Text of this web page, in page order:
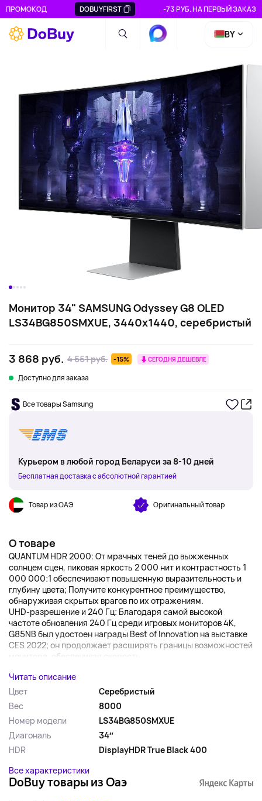
ПРОМОКОД DOBUYFIRST -73 РУБ. НА ПЕРВЫЙ ЗАКАЗ
BY
Монитор 34" SAMSUNG Odyssey G8 OLED
LS34BG850SMXUE, 3440x1440, cеребристый
3 868 руб. 4 551 руб. -15% СЕГОДНЯ ДЕШЕВЛЕ
Доступно для заказа
Все товары Samsung
Курьером в любой город Беларуси за 8-10 дней
Бесплатная доставка с абсолютной гарантией
Товар из ОАЭ Оригинальный товар
О товаре
QUANTUM HDR 2000: От мрачных теней до выжженных
солнцем сцен, пиковая яркость 2 000 нит и контрастность 1
000 000:1 обеспечивают повышенную выразительность и
глубину цвета; Получите конкурентное преимущество,
обнаруживая скрытых врагов по их отражениям.
UHD-разрешение и 240 Гц: Благодаря самой высокой
частоте обновления 240 Гц среди игровых мониторов 4K,
G85NB был удостоен награды Best of Innovation на выставке
CES 2022; он продолжает расширять границы возможностей
монитора, обеспечивая скорость,...
Читать описание
Цвет
Серебристый
Вес
8000
Номер модели
LS34BG850SMXUE
Диагональ
34″
HDR
DisplayHDR True Black 400
Все характеристики